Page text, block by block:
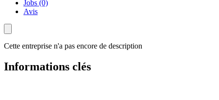
Jobs (0)
Avis
Cette entreprise n'a pas encore de description
Informations clés